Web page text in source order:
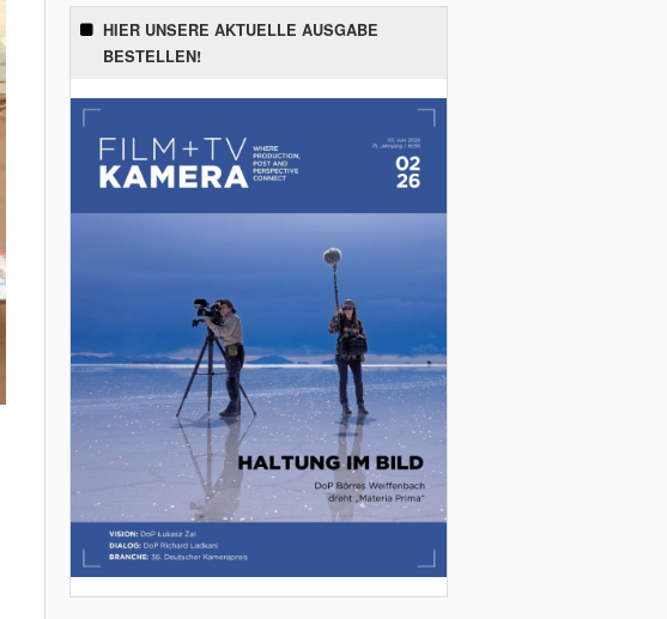
HIER UNSERE AKTUELLE AUSGABE
BESTELLEN!